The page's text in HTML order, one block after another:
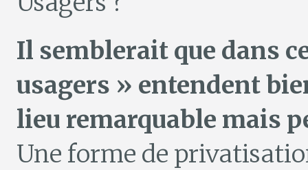
Il semblerait que dans
usagers » entendent
lieu remarquable mais
Une forme de